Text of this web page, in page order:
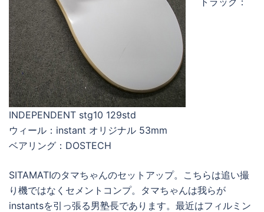
INDEPENDENT stg10 129std
ウィール：instant オリジナル 53mm
ベアリング：DOSTECH
SITAMATIのタマちゃんのセットアップ。こちらは追い撮
り機ではなくセメントコンプ。タマちゃんは我らが
instantsを引っ張る男塾長であります。最近はフィルミン